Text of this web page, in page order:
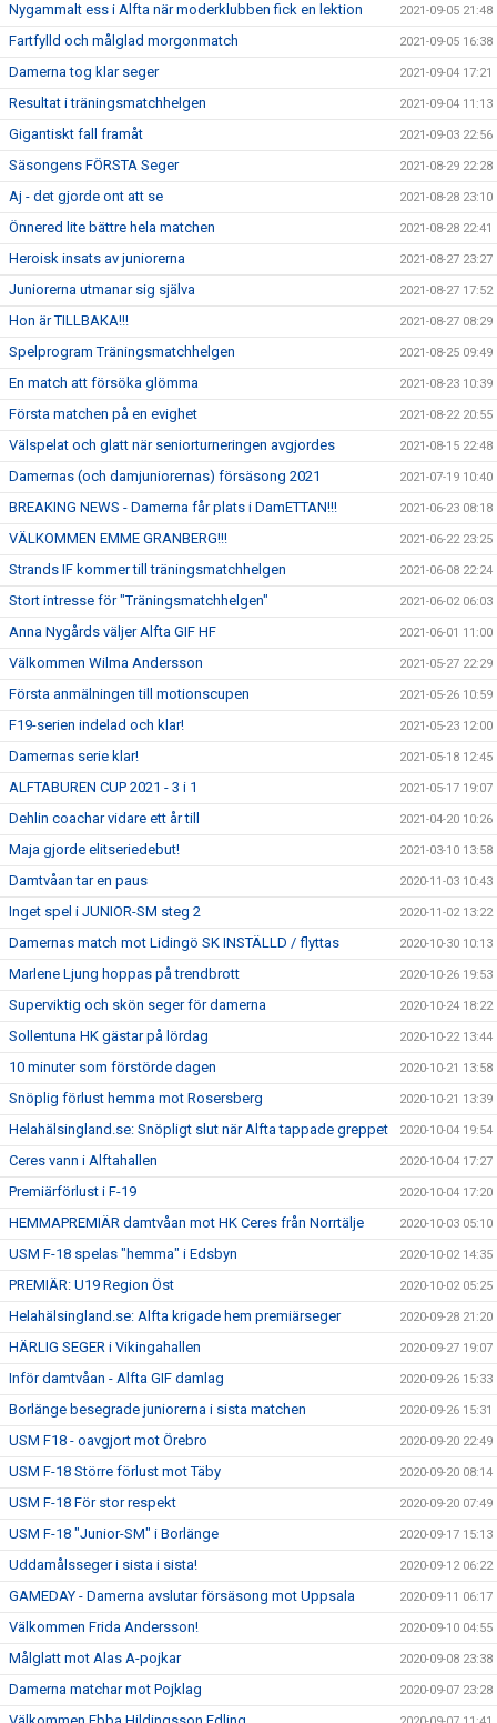
Nygammalt ess i Alfta när moderklubben fick en lektion 2021-09-05 21:48
Fartfylld och målglad morgonmatch 2021-09-05 16:38
Damerna tog klar seger 2021-09-04 17:21
Resultat i träningsmatchhelgen 2021-09-04 11:13
Gigantiskt fall framåt 2021-09-03 22:56
Säsongens FÖRSTA Seger 2021-08-29 22:28
Aj - det gjorde ont att se 2021-08-28 23:10
Önnered lite bättre hela matchen 2021-08-28 22:41
Heroisk insats av juniorerna 2021-08-27 23:27
Juniorerna utmanar sig själva 2021-08-27 17:52
Hon är TILLBAKA!!! 2021-08-27 08:29
Spelprogram Träningsmatchhelgen 2021-08-25 09:49
En match att försöka glömma 2021-08-23 10:39
Första matchen på en evighet 2021-08-22 20:55
Välspelat och glatt när seniorturneringen avgjordes 2021-08-15 22:48
Damernas (och damjuniorernas) försäsong 2021 2021-07-19 10:40
BREAKING NEWS - Damerna får plats i DamETTAN!!! 2021-06-23 08:18
VÄLKOMMEN EMME GRANBERG!!! 2021-06-22 23:25
Strands IF kommer till träningsmatchhelgen 2021-06-08 22:24
Stort intresse för "Träningsmatchhelgen" 2021-06-02 06:03
Anna Nygårds väljer Alfta GIF HF 2021-06-01 11:00
Välkommen Wilma Andersson 2021-05-27 22:29
Första anmälningen till motionscupen 2021-05-26 10:59
F19-serien indelad och klar! 2021-05-23 12:00
Damernas serie klar! 2021-05-18 12:45
ALFTABUREN CUP 2021 - 3 i 1 2021-05-17 19:07
Dehlin coachar vidare ett år till 2021-04-20 10:26
Maja gjorde elitseriedebut! 2021-03-10 13:58
Damtvåan tar en paus 2020-11-03 10:43
Inget spel i JUNIOR-SM steg 2 2020-11-02 13:22
Damernas match mot Lidingö SK INSTÄLLD / flyttas 2020-10-30 10:13
Marlene Ljung hoppas på trendbrott 2020-10-26 19:53
Superviktig och skön seger för damerna 2020-10-24 18:22
Sollentuna HK gästar på lördag 2020-10-22 13:44
10 minuter som förstörde dagen 2020-10-21 13:58
Snöplig förlust hemma mot Rosersberg 2020-10-21 13:39
Helahälsingland.se: Snöpligt slut när Alfta tappade greppet 2020-10-04 19:54
Ceres vann i Alftahallen 2020-10-04 17:27
Premiärförlust i F-19 2020-10-04 17:20
HEMMAPREMIÄR damtvåan mot HK Ceres från Norrtälje 2020-10-03 05:10
USM F-18 spelas "hemma" i Edsbyn 2020-10-02 14:35
PREMIÄR: U19 Region Öst 2020-10-02 05:25
Helahälsingland.se: Alfta krigade hem premiärseger 2020-09-28 21:20
HÄRLIG SEGER i Vikingahallen 2020-09-27 19:07
Inför damtvåan - Alfta GIF damlag 2020-09-26 15:33
Borlänge besegrade juniorerna i sista matchen 2020-09-26 15:31
USM F18 - oavgjort mot Örebro 2020-09-20 22:49
USM F-18 Större förlust mot Täby 2020-09-20 08:14
USM F-18 För stor respekt 2020-09-20 07:49
USM F-18 "Junior-SM" i Borlänge 2020-09-17 15:13
Uddamålsseger i sista i sista! 2020-09-12 06:22
GAMEDAY - Damerna avslutar försäsong mot Uppsala 2020-09-11 06:17
Välkommen Frida Andersson! 2020-09-10 04:55
Målglatt mot Alas A-pojkar 2020-09-08 23:38
Damerna matchar mot Pojklag 2020-09-07 23:28